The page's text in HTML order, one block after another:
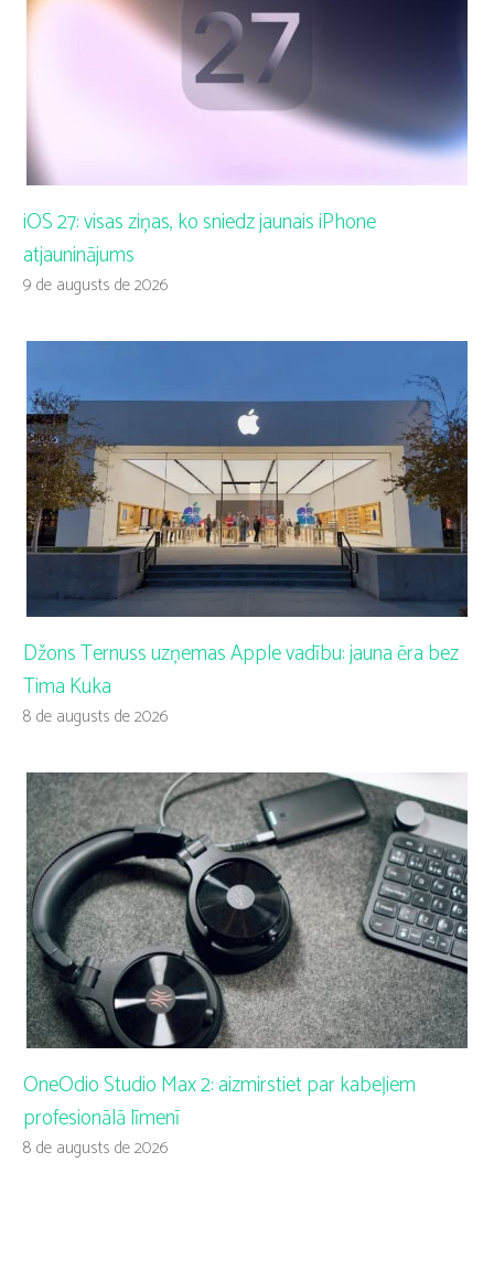
iOS 27: visas ziņas, ko sniedz jaunais iPhone
atjauninājums
9 de augusts de 2026
Džons Ternuss uzņemas Apple vadību: jauna ēra bez
Tima Kuka
8 de augusts de 2026
OneOdio Studio Max 2: aizmirstiet par kabeļiem
profesionālā līmenī
8 de augusts de 2026